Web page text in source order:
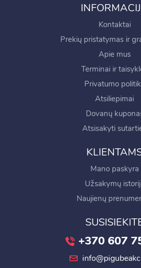
Kontaktai
Prekių pristatymas ir
Apie mus
Terminai ir
Privatumo
Atsiliepimai
Dovanų
Atsisakyti
Mano paskyra
Užsakymų
Naujienų
+370 607